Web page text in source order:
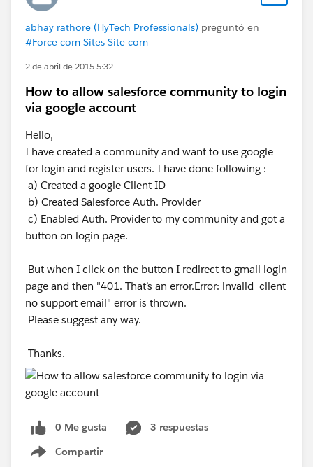
abhay rathore (HyTech Professionals) preguntó en
#Force com Sites Site com
2 de abril de 2015 5:32
How to allow salesforce community to login
via google account
Hello,
I have created a community and want to use google
for login and register users. I have done following :-
a) Created a google Cilent ID
b) Created Salesforce Auth. Provider
c) Enabled Auth. Provider to my community and got a
button on login page.
But when I click on the button I redirect to gmail login
page and then "401. That’s an error.Error: invalid_client
no support email" error is thrown.
Please suggest any way.
Thanks.
0 Me gusta
3 respuestas
Compartir
Show menu